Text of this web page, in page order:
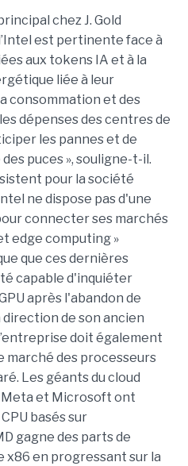
chez J. Gold
est pertinente face à
aux tokens IA et à la
liée à leur
consommation et des
dépenses des centres de
les pannes et de
puces », souligne-t-il.
pour la société
ne dispose pas d'une
connecter ses marchés
edge computing »
que ces dernières
capable d'inquiéter
après l'abandon de
direction de son ancien
doit également
marché des processeurs
Les géants du cloud
Meta et Microsoft ont
basés sur
gagne des parts de
en progressant sur la